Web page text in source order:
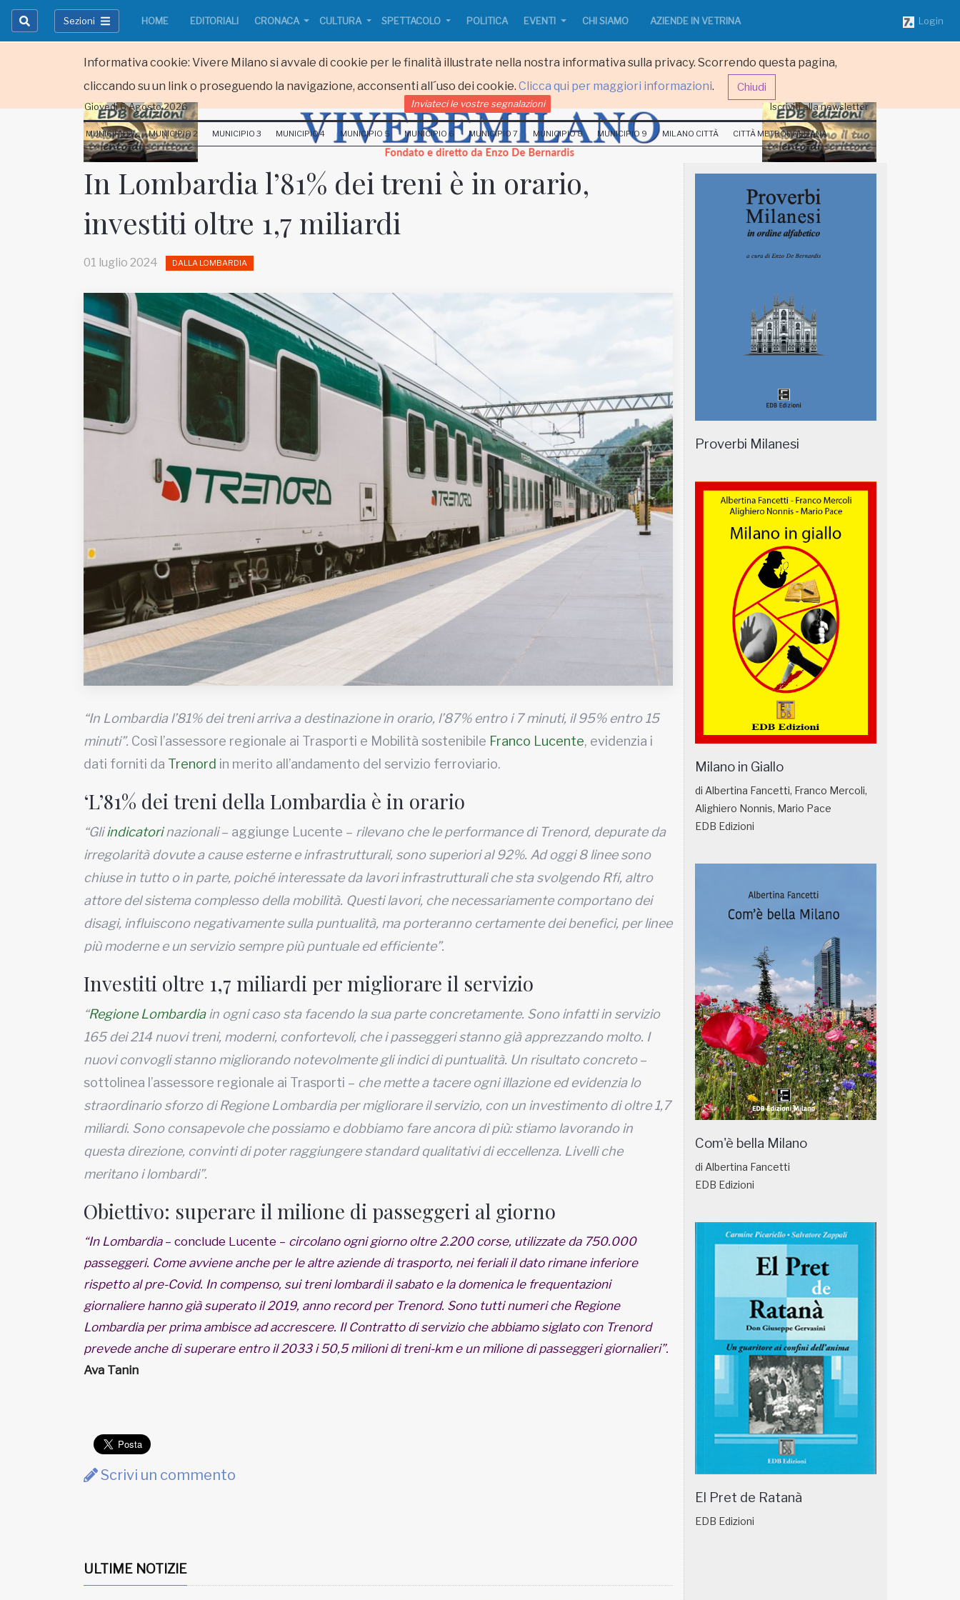
Informativa cookie: Vivere Milano si avvale di cookie per le finalità illustrate nella nostra informativa sulla privacy. Scorrendo questa pagina,
cliccando su un link o proseguendo la navigazione, acconsenti all´uso dei cookie. Clicca qui per maggiori informazioni. Chiudi
Sezioni HOME EDITORIALI CRONACA CULTURA SPETTACOLO POLITICA EVENTI CHI SIAMO AZIENDE IN VETRINA Login
Inviateci le vostre segnalazioni
Iscriviti alla newsletter
www.viveremilano.info
Fondato e diretto da Enzo De
EDB edizioni - Via Brivio angolo C.
Imbonati, 89 20159 Milano (Italia)
Informativa sulla privacy
Giovedi 6 Agosto 2026 Inviateci le vostre segnalazioni Iscriviti alla newsletter
MUNICIPIO 1 MUNICIPIO 2 MUNICIPIO 3 MUNICIPIO 4 MUNICIPIO 5 MUNICIPIO 6 MUNICIPIO 7 MUNICIPIO 8 MUNICIPIO 9 MILANO CITTÀ CITTÀ METROPOLITANA
In Lombardia l’81% dei treni è in orario,
investiti oltre 1,7 miliardi
01 luglio 2024 DALLA LOMBARDIA
“In Lombardia l’81% dei treni arriva a destinazione in orario, l’87% entro i 7 minuti, il 95% entro 15
minuti”. Così l’assessore regionale ai Trasporti e Mobilità sostenibile Franco Lucente, evidenzia i
dati forniti da Trenord in merito all’andamento del servizio ferroviario.
‘L’81% dei treni della Lombardia è in orario
“Gliindicatorinazionali– aggiunge Lucente – rilevano che le performance di Trenord, depurate da
irregolarità dovute a cause esterne e infrastrutturali, sono superiori al 92%. Ad oggi 8 linee sono
chiuse in tutto o in parte, poiché interessate da lavori infrastrutturali che sta svolgendo Rfi, altro
attore del sistema complesso della mobilità. Questi lavori, che necessariamente comportano dei
disagi, influiscono negativamente sulla puntualità, ma porteranno certamente dei benefici, per linee
più moderne e un servizio sempre più puntuale ed efficiente”.
Investiti oltre 1,7 miliardi per migliorare il servizio
“Regione Lombardiain ogni caso sta facendo la sua parte concretamente. Sono infatti in servizio
165 dei 214 nuovi treni, moderni, confortevoli, che i passeggeri stanno già apprezzando molto. I
nuovi convogli stanno migliorando notevolmente gli indici di puntualità. Un risultato concreto–
sottolinea l’assessore regionale ai Trasporti – che mette a tacere ogni illazione ed evidenzia lo
straordinario sforzo di Regione Lombardia per migliorare il servizio, con un investimento di oltre 1,7
miliardi. Sono consapevole che possiamo e dobbiamo fare ancora di più: stiamo lavorando in
questa direzione, convinti di poter raggiungere standard qualitativi di eccellenza. Livelli che
meritano i lombardi”.
Obiettivo: superare il milione di passeggeri al giorno
“In Lombardia – conclude Lucente – circolano ogni giorno oltre 2.200 corse, utilizzate da 750.000
passeggeri. Come avviene anche per le altre aziende di trasporto, nei feriali il dato rimane inferiore
rispetto al pre-Covid. In compenso, sui treni lombardi il sabato e la domenica le frequentazioni
giornaliere hanno già superato il 2019, anno record per Trenord. Sono tutti numeri che Regione
Lombardia per prima ambisce ad accrescere. Il Contratto di servizio che abbiamo siglato con Trenord
prevede anche di superare entro il 2033 i 50,5 milioni di treni-km e un milione di passeggeri giornalieri”.
Ava Tanin
Scrivi un commento
ULTIME NOTIZIE
Proverbi Milanesi
Milano in Giallo
di Albertina Fancetti, Franco Mercoli,
Alighiero Nonnis, Mario Pace
EDB Edizioni
Com'è bella Milano
di Albertina Fancetti
EDB Edizioni
El Pret de Ratanà
EDB Edizioni